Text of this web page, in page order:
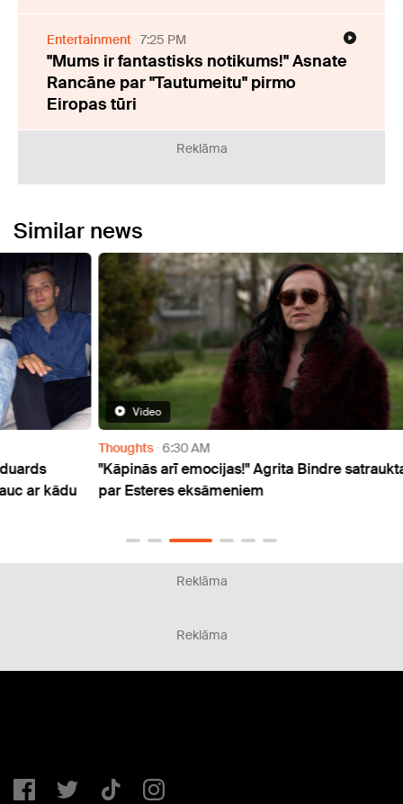
Entertainment 7:25 PM
"Mums ir fantastisks notikums!" Asnate
Rancāne par "Tautumeitu" pirmo
Eiropas tūri
Reklāma
Similar news
Video
Thoughts 6:30 AM
"Kāpinās arī emocijas!" Agrita Bindre satraukta
par Esteres eksāmeniem
Reklāma
Reklāma